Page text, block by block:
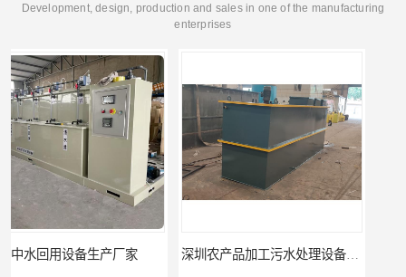
Development, design, production and sales in one of the manufacturing
enterprises
深圳农产品加工污水处理设备厂家